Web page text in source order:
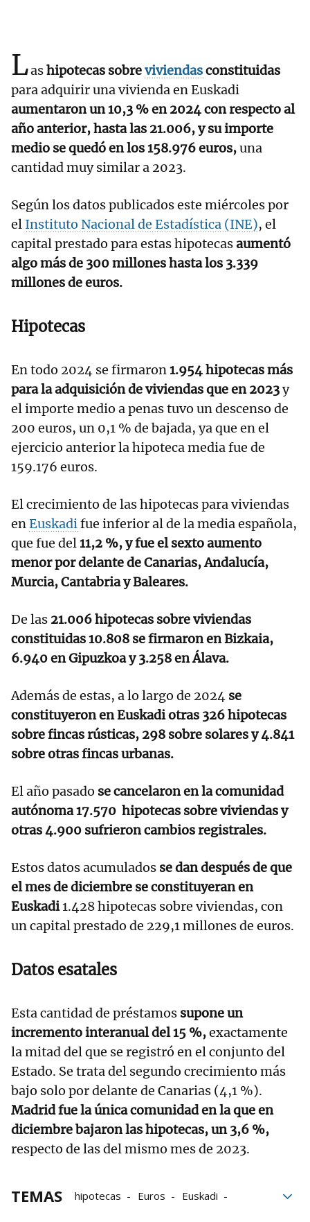
Lashipotecas sobreviviendasconstituidas
para adquirir una vivienda en Euskadi
aumentaron un 10,3 % en 2024 con respecto al
año anterior, hasta las 21.006, y su importe
medio se quedó en los 158.976 euros,una
cantidad muy similar a 2023.
Según los datos publicados este miércoles por
el Instituto Nacional de Estadística (INE), el
capital prestado para estas hipotecasaumentó
algo más de 300 millones hasta los 3.339
millones de euros.
Hipotecas
En todo 2024 se firmaron1.954 hipotecas más
para la adquisición de viviendas que en 2023y
el importe medio a penas tuvo un descenso de
200 euros, un 0,1 % de bajada, ya que en el
ejercicio anterior la hipoteca media fue de
159.176 euros.
El crecimiento de las hipotecas para viviendas
enEuskadifue inferior al de la media española,
que fue del11,2 %, y fue el sexto aumento
menor por delante de Canarias, Andalucía,
Murcia, Cantabria y Baleares.
De las 21.006 hipotecas sobre viviendas
constituidas 10.808 se firmaron en Bizkaia,
6.940 en Gipuzkoa y 3.258 en Álava.
Además de estas, a lo largo de 2024 se
constituyeron en Euskadi otras 326 hipotecas
sobre fincas rústicas, 298 sobre solares y 4.841
sobre otras fincas urbanas.
El año pasado se cancelaron en la comunidad
autónoma 17.570 hipotecas sobre viviendas y
otras 4.900 sufrieron cambios registrales.
Estos datos acumulados se dan después de que
el mes de diciembre se constituyeran en
Euskadi1.428 hipotecas sobre viviendas, con
un capital prestado de 229,1 millones de euros.
Datos esatales
Esta cantidad de préstamos supone un
incremento interanual del 15 %,exactamente
la mitad del que se registró en el conjunto del
Estado. Se trata del segundo crecimiento más
bajo solo por delante de Canarias (4,1 %).
Madrid fue la única comunidad en la que en
diciembre bajaron las hipotecas, un 3,6 %,
respecto de las del mismo mes de 2023.
TEMAS hipotecas Euros
Euskadi